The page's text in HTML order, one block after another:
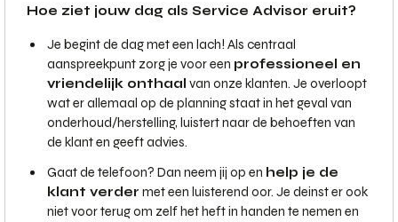
Hoe ziet jouw dag als Service Advisor eruit?
Je begint de dag met een lach! Als centraal
aanspreekpunt zorg je voor een professioneel en
vriendelijk onthaal van onze klanten. Je overloopt
wat er allemaal op de planning staat in het geval van
onderhoud/herstelling, luistert naar de behoeften van
de klant en geeft advies.
Gaat de telefoon? Dan neem jij op en help je de
klant verder met een luisterend oor. Je deinst er ook
niet voor terug om zelf het heft in handen te nemen en